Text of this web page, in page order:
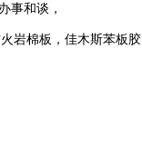
事和谈，
岩棉板，佳木斯苯板